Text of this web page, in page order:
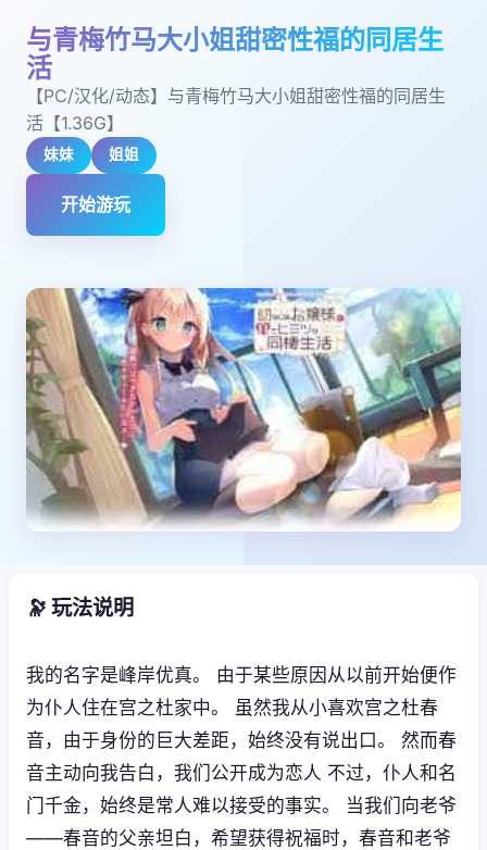
与青梅竹马大小姐甜密性福的同居生
活
【PC/汉化/动态】与青梅竹马大小姐甜密性福的同居生
活【1.36G】
妹妹 姐姐
开始游玩
🔭 玩法说明
我的名字是峰岸优真。 由于某些原因从以前开始便作
为仆人住在宫之杜家中。 虽然我从小喜欢宫之杜春
音，由于身份的巨大差距，始终没有说出口。 然而春
音主动向我告白，我们公开成为恋人 不过，仆人和名
门千金，始终是常人难以接受的事实。 当我们向老爷
——春音的父亲坦白，希望获得祝福时，春音和老爷